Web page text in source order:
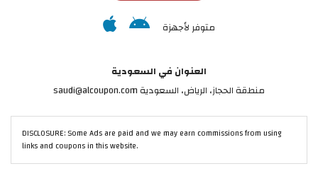
متوفر لأجهزة
العنوان في السعودية
منطقة الحجاز، الرياض، السعودية saudi@alcoupon.com
DISCLOSURE: Some Ads are paid and we may earn commissions from using
links and coupons in this website.